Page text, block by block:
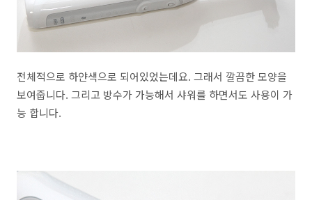
전체적으로 하얀색으로 되어있었는데요. 그래서 깔끔한 모양을
보여줍니다. 그리고 방수가 가능해서 샤워를 하면서도 사용이 가
능 합니다.